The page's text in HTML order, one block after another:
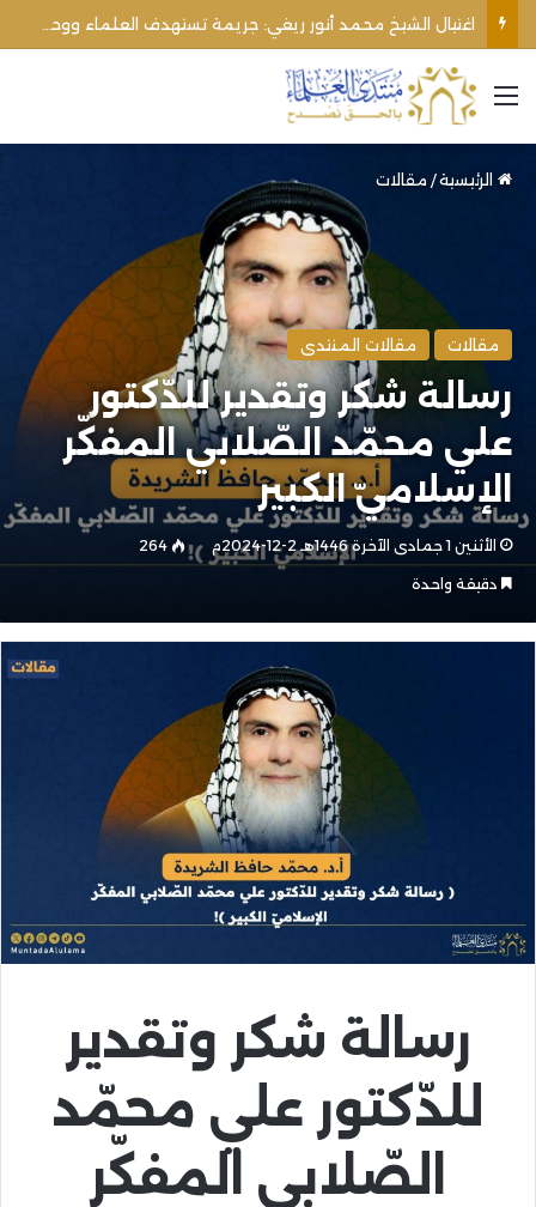
القائمة
الرئيسية/ مقالات
مقالات مقالات المنتدى
رسالة شكر وتقدير للدّكتور
علي محمّد الصّلابي المفكّر
الإسلاميّ الكبير
الأثنين 1 جمادى الآخرة 1446هـ 2-12-2024م 264
دقيقة واحدة
رسالة شكر وتقدير
للدّكتور علي محمّد
الصّلابي المفكّر